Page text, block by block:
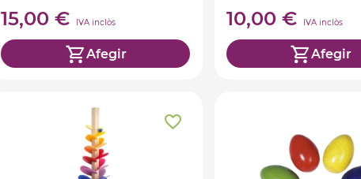
15,00 € IVA inclòs
Afegir
10,00 € IVA inclòs
Afegir